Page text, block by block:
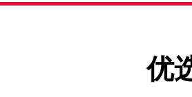
优